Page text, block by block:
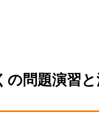
問題演習